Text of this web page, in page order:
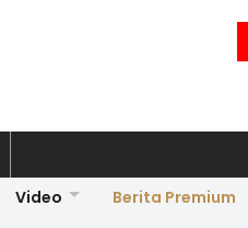
Video Berita Premium